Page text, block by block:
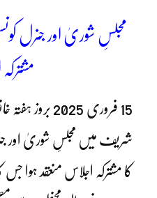
مجلسِ شوریٰ اور جنرل
15 فروری 2025
شریف میں مجلسِ شوریٰ اور